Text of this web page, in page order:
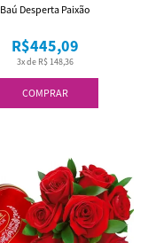
COMPRAR
3x de R$ 148,36
R$445,09
Baú Desperta Paixão